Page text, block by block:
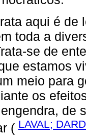
aqui é de
toda a
se de
estamos
meio para
os
de
( LAVAL;